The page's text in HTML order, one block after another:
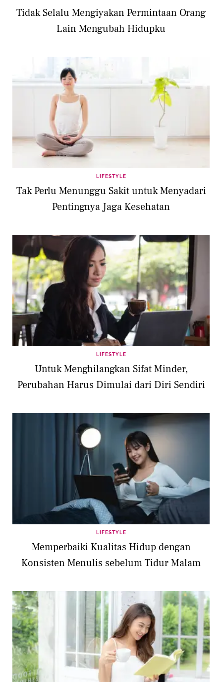
Tidak Selalu Mengiyakan Permintaan Orang
Lain Mengubah Hidupku
LIFESTYLE
Tak Perlu Menunggu Sakit untuk Menyadari
Pentingnya Jaga Kesehatan
LIFESTYLE
Untuk Menghilangkan Sifat Minder,
Perubahan Harus Dimulai dari Diri Sendiri
LIFESTYLE
Memperbaiki Kualitas Hidup dengan
Konsisten Menulis sebelum Tidur Malam